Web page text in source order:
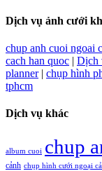
Dịch vụ ảnh cưới
chup anh cuoi ngoai
cach han quoc | Dịch
planner| chụp hình
tphcm
Dịch vụ khác
album cuoi chup
cảnh chụp hình cưới ngoại